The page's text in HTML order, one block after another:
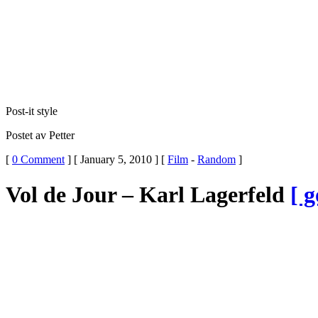
Post-it style
Postet av Petter
[ 0 Comment] [ January 5, 2010 ] [ Film - Random ]
Vol de Jour – Karl Lagerfeld [